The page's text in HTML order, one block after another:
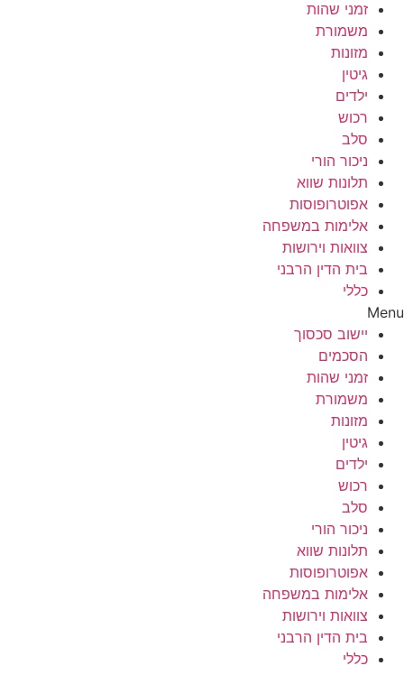
זמני שהות
משמורת
מזונות
גיטין
ילדים
רכוש
סלב
ניכור הורי
תלונות שווא
אפוטרופוסות
אלימות במשפחה
צוואות וירושות
בית הדין הרבני
כללי
Menu
יישוב סכסוך
הסכמים
זמני שהות
משמורת
מזונות
גיטין
ילדים
רכוש
סלב
ניכור הורי
תלונות שווא
אפוטרופוסות
אלימות במשפחה
צוואות וירושות
בית הדין הרבני
כללי